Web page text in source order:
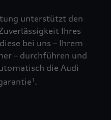
unterstützt den
Ihres
bei uns – Ihrem
– durchführen und
die Audi
1 .